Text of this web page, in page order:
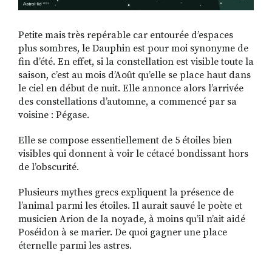
Petite mais très repérable car entourée d’espaces
plus sombres, le Dauphin est pour moi synonyme de
fin d’été. En effet, si la constellation est visible toute la
saison, c’est au mois d’Août qu’elle se place haut dans
le ciel en début de nuit. Elle annonce alors l’arrivée
des constellations d’automne, a commencé par sa
voisine : Pégase.
Elle se compose essentiellement de 5 étoiles bien
visibles qui donnent à voir le cétacé bondissant hors
de l’obscurité.
Plusieurs mythes grecs expliquent la présence de
l’animal parmi les étoiles. Il aurait sauvé le poète et
musicien Arion de la noyade, à moins qu’il n’ait aidé
Poséidon à se marier. De quoi gagner une place
éternelle parmi les astres.